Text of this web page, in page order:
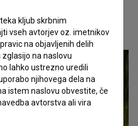
si
kljub skrbnim
vseh avtorjev oz. imetnikov
na objavljenih delih
na naslovu
lahko ustrezno uredili
njihovega dela na
istem naslovu obvestite, če
avtorstva ali vira